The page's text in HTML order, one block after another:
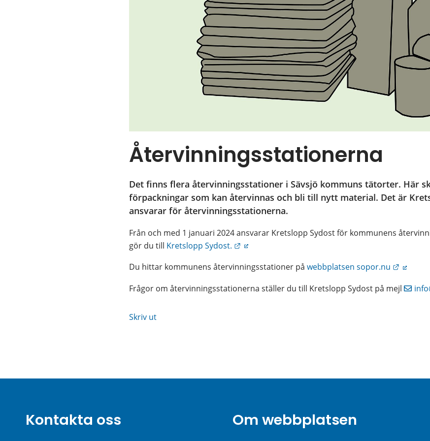
Återvinningsstationerna
Det finns flera återvinningsstationer i Sävsjö kommuns tätorter. Här
förpackningar som kan återvinnas och bli till nytt material. Det är
ansvarar för återvinningsstationerna.
Från och med 1 januari 2024 ansvarar Kretslopp Sydost för kommunens
gör du till Kretslopp Sydost. Länk till annan webbplats.
Du hittar kommunens återvinningsstationer på webbplatsen sopor.nu Länk
Frågor om återvinningsstationerna ställer du till Kretslopp Sydost på mejl
Skriv ut
Kontakta oss Om webbplatsen